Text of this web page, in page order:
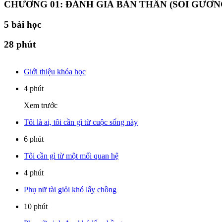
CHƯƠNG 01: ĐÁNH GIÁ BẢN THÂN (SOI
5 bài học
28 phút
Giới thiệu khóa học
4 phút
Xem trước
Tôi là ai, tôi cần gì từ cuộc sống này
6 phút
Tôi cần gì từ một mối quan hệ
4 phút
Phụ nữ tài giỏi khó lấy chồng
10 phút